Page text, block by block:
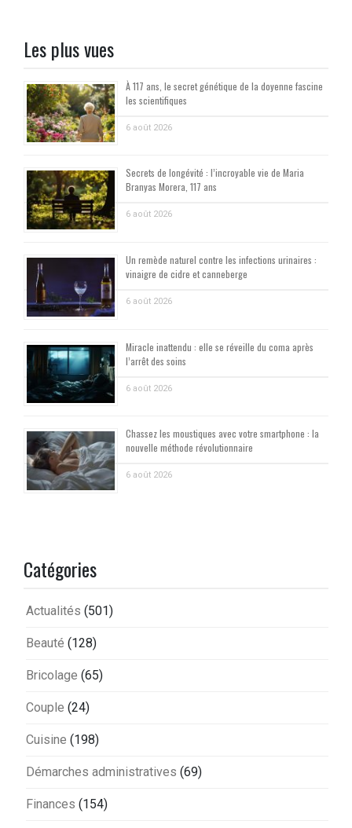
Les plus vues
À 117 ans, le secret génétique de la doyenne fascine
les scientifiques
6 août 2026
Secrets de longévité : l’incroyable vie de Maria
Branyas Morera, 117 ans
6 août 2026
Un remède naturel contre les infections urinaires :
vinaigre de cidre et canneberge
6 août 2026
Miracle inattendu : elle se réveille du coma après
l’arrêt des soins
6 août 2026
Chassez les moustiques avec votre smartphone : la
nouvelle méthode révolutionnaire
6 août 2026
Catégories
Actualités (501)
Beauté (128)
Bricolage (65)
Couple (24)
Cuisine (198)
Démarches administratives (69)
Finances (154)